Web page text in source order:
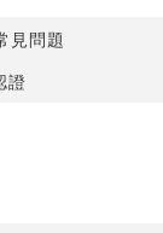
見問題
證